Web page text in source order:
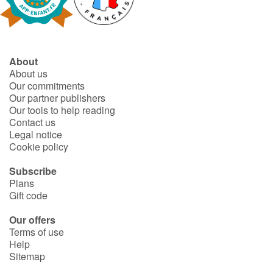
Fable, myth, literature and poetry
Ogres, monsters and witches
Heroines and Heroes
Ecology, nature, seasons
The animals
Travel, epic, investigation, adventure
Around the world
Learning
About
About us
Our commitments
Our partner publishers
Our tools to help reading
Contact us
Legal notice
Cookie policy
Subscribe
Plans
Gift code
Our offers
Terms of use
Help
Sitemap